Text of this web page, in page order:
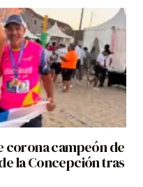
corona campeón de
la Concepción tras